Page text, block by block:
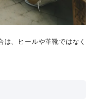
、ヒールや革靴ではなく